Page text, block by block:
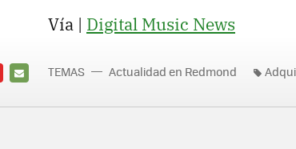
Vía | Digital Music News
MAIL
TEMAS Actualidad en Redmond